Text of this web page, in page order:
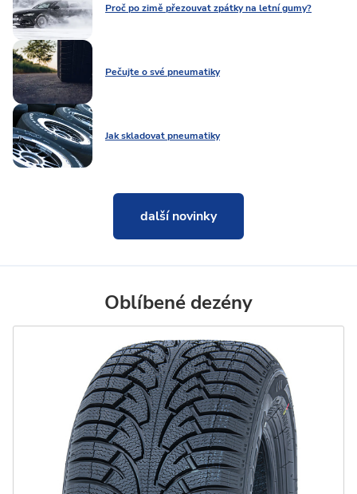
Proč po zimě přezouvat zpátky na letní gumy?
Pečujte o své pneumatiky
Jak skladovat pneumatiky
další novinky
Oblíbené dezény